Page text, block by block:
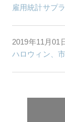
雇用統計サプ
2019年11月01
ハロウィン、